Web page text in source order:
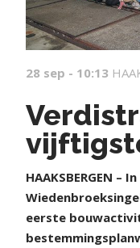
28 sep - 10:13
HAAKSBERGEN –
eerste